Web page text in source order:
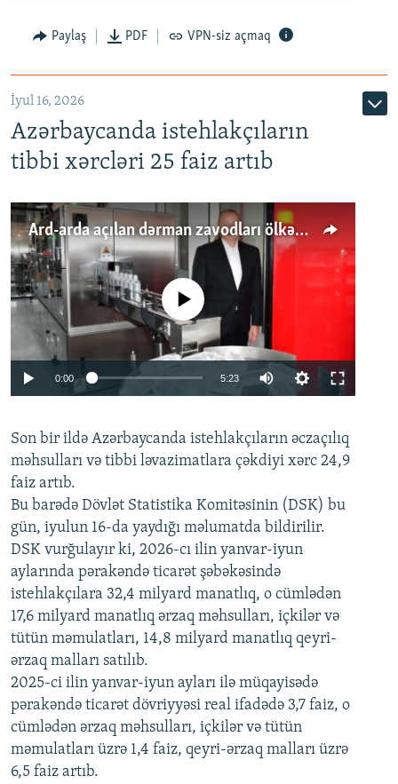
Paylaş PDF VPN-siz açmaq
İyul 16, 2026
Azərbaycanda istehlakçıların
tibbi xərcləri 25 faiz artıb
Ard-arda açılan dərman zavodları ölkənin tələbatını ödəyirmi?
Auto 240p 360p 480p
720p 1080p
No media source currently available
0:00 5:23
360p
480p
720p
1080p
Son bir ildə Azərbaycanda istehlakçıların əczaçılıq
məhsulları və tibbi ləvazimatlara çəkdiyi xərc 24,9
faiz artıb.
Bu barədə Dövlət Statistika Komitəsinin (DSK) bu
gün, iyulun 16-da yaydığı məlumatda bildirilir.
DSK vurğulayır ki, 2026-cı ilin yanvar-iyun
aylarında pərakəndə ticarət şəbəkəsində
istehlakçılara 32,4 milyard manatlıq, o cümlədən
17,6 milyard manatlıq ərzaq məhsulları, içkilər və
tütün məmulatları, 14,8 milyard manatlıq qeyri-
ərzaq malları satılıb.
2025-ci ilin yanvar-iyun ayları ilə müqayisədə
pərakəndə ticarət dövriyyəsi real ifadədə 3,7 faiz, o
cümlədən ərzaq məhsulları, içkilər və tütün
məmulatları üzrə 1,4 faiz, qeyri-ərzaq malları üzrə
6,5 faiz artıb.